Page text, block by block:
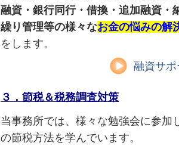
融資・銀行同行・借換・追加融資・
繰り管理等の様々なお金の悩みの解
をします。
融資サポ
３．節税＆税務調査対策
当事務所では、様々な勉強会に参加
の節税方法を学んでいます。